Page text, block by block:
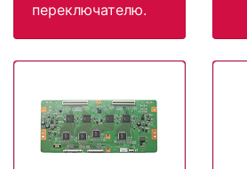
переключателю.